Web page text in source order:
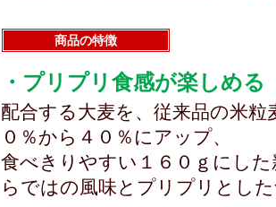
商品の特徴
・プリプリ食感が楽しめ
配合する大麦を、従来品の米
０％から４０％にアップ、
食べきりやすい１６０ｇにし
らではの風味とプリプリとし